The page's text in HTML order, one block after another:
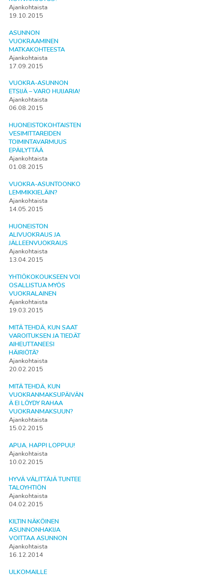
Ajankohtaista
19.10.2015
ASUNNON
VUOKRAAMINEN
MATKAKOHTEESTA
Ajankohtaista
17.09.2015
VUOKRA-ASUNNON
ETSIJÄ – VARO HUIJARIA!
Ajankohtaista
06.08.2015
HUONEISTOKOHTAISTEN
VESIMITTAREIDEN
TOIMINTAVARMUUS
EPÄILYTTÄÄ
Ajankohtaista
01.08.2015
VUOKRA-ASUNTOONKO
LEMMIKKIELÄIN?
Ajankohtaista
14.05.2015
HUONEISTON
ALIVUOKRAUS JA
JÄLLEENVUOKRAUS
Ajankohtaista
13.04.2015
YHTIÖKOKOUKSEEN VOI
OSALLISTUA MYÖS
VUOKRALAINEN
Ajankohtaista
19.03.2015
MITÄ TEHDÄ, KUN SAAT
VAROITUKSEN JA TIEDÄT
AIHEUTTANEESI
HÄIRIÖTÄ?
Ajankohtaista
20.02.2015
MITÄ TEHDÄ, KUN
VUOKRANMAKSUPÄIVÄN
Ä EI LÖYDY RAHAA
VUOKRANMAKSUUN?
Ajankohtaista
15.02.2015
APUA, HAPPI LOPPUU!
Ajankohtaista
10.02.2015
HYVÄ VÄLITTÄJÄ TUNTEE
TALOYHTIÖN
Ajankohtaista
04.02.2015
KILTIN NÄKÖINEN
ASUNNONHAKIJA
VOITTAA ASUNNON
Ajankohtaista
16.12.2014
ULKOMAILLE